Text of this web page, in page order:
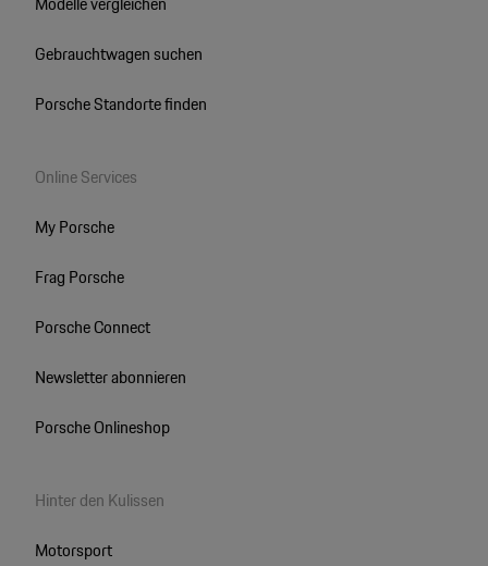
Gebrauchtwagen suchen
Porsche Standorte finden
Online Services
My Porsche
Frag Porsche
Porsche Connect
Newsletter abonnieren
Porsche Onlineshop
Hinter den Kulissen
Motorsport